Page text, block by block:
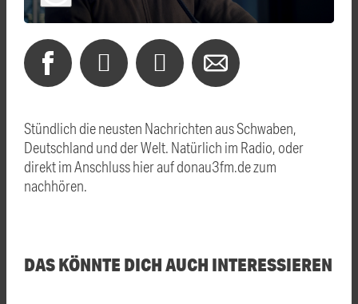
Stündlich die neusten Nachrichten aus Schwaben,
Deutschland und der Welt. Natürlich im Radio, oder
direkt im Anschluss hier auf donau3fm.de zum
nachhören.
DAS KÖNNTE DICH AUCH INTERESSIEREN